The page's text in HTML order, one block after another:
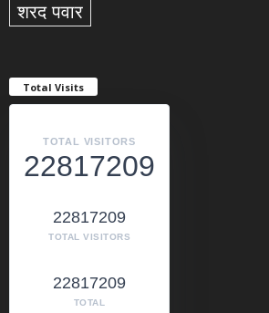
शरद पवार
Total Visits
TOTAL VISITORS
22817209
22817209
TOTAL VISITORS
22817209
TOTAL